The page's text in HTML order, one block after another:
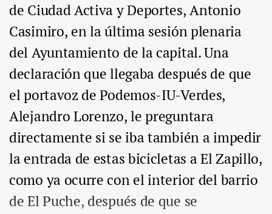
de Ciudad Activa y Deportes, Antonio
Casimiro, en la última sesión plenaria
del Ayuntamiento de la capital. Una
declaración que llegaba después de que
el portavoz de Podemos-IU-Verdes,
Alejandro Lorenzo, le preguntara
directamente si se iba también a impedir
la entrada de estas bicicletas a El Zapillo,
como ya ocurre con el interior del barrio
de El Puche, después de que se